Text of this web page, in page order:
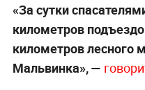
«За сутки
километров
километров лесного
Мальвинка», —